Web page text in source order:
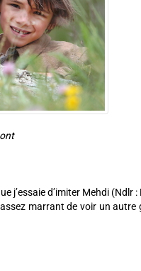
j’essaie d’imiter Mehdi
marrant de voir un